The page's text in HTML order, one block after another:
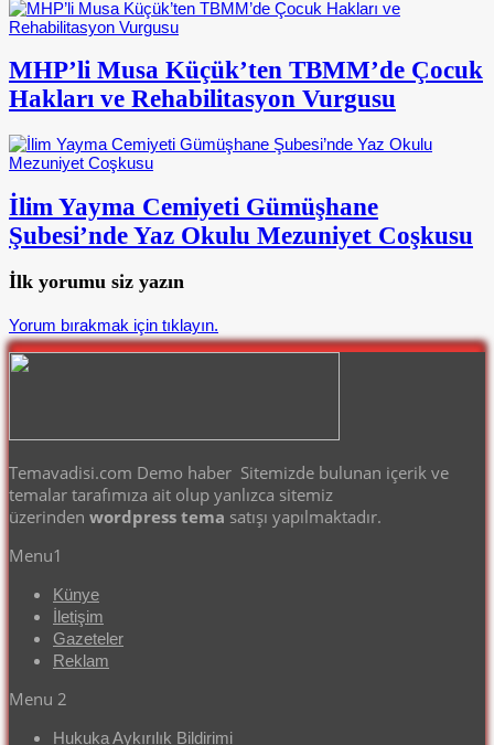
MHP’li Musa Küçük’ten TBMM’de Çocuk
Hakları ve Rehabilitasyon Vurgusu
İlim Yayma Cemiyeti Gümüşhane
Şubesi’nde Yaz Okulu Mezuniyet Coşkusu
İlk yorumu siz yazın
Yorum bırakmak için tıklayın.
Temavadisi.com Demo haber Sitemizde bulunan içerik ve
temalar tarafımıza ait olup yanlızca sitemiz
üzerinden wordpress tema satışı yapılmaktadır.
Menu1
Künye
İletişim
Gazeteler
Reklam
Menu 2
Hukuka Aykırılık Bildirimi